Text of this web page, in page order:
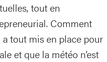
tout en
Comment
tout mis en place pour
et que la météo n’est